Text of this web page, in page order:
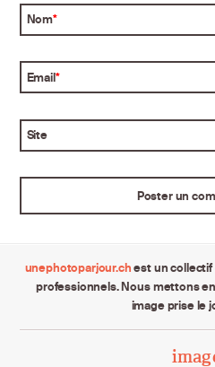
Nom*
Email*
Site
unephotoparjour.chest un
professionnels. Nous mettons
image prise le